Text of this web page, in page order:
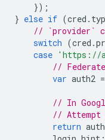
});
} else if (cred .
// `provider`
switch (cred .
case 'https://
//
var auth2 =
// In
//
return